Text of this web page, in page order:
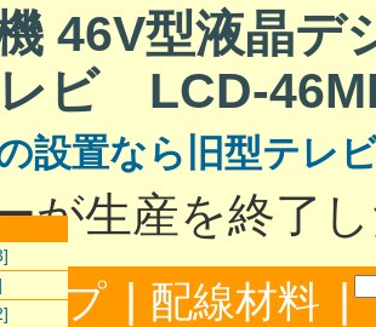
46V型液晶デ
レビ LCD-
設置なら旧型テレ
が生産を終了
ップ | 配線材料 |